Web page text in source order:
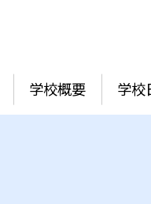
学校概要 学校